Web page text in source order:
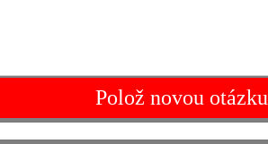
Polož novou otázku